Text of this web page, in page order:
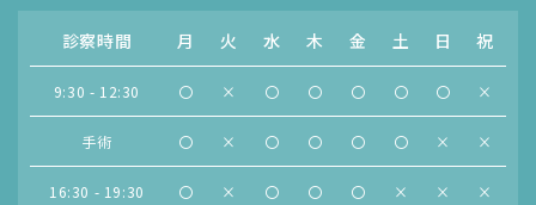
診察時間 月 火 水 木 金 土 日 祝
9:30 - 12:30 〇 × 〇 〇 〇 〇 〇 ×
手術 〇 × 〇 〇 〇 〇 × ×
16:30 - 19:30 〇 × 〇 〇 〇 × × ×